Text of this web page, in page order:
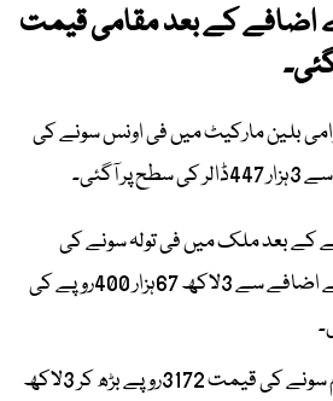
کے بعد مقامی قیمت
بلین مارکیٹ میں فی اونس سونے کی
کے بعد ملک میں فی تولہ سونے کی
قیمت بھی 3600روپے کے اضافے سے 3لاکھ 67ہزار 400روپے کی
اس کے علاوہ فی دس گرام سونے کی قیمت 3172روپے بڑھ کر 3لاکھ